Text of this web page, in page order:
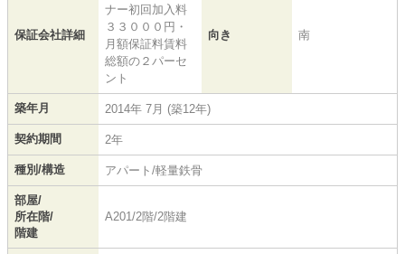
保証会社詳細
ナー初回加入料
３３０００円・
月額保証料賃料
総額の２パーセ
ント
向き 南
築年月 2014年 7月 (築12年)
契約期間 2年
種別/構造 アパート/軽量鉄骨
部屋/
所在階/
階建
A201/2階/2階建